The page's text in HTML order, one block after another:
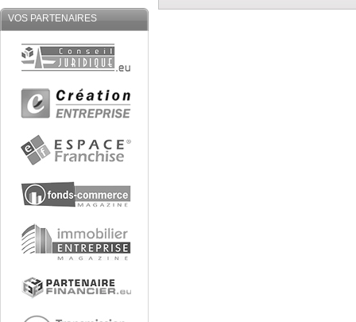
VOS PARTENAIRES